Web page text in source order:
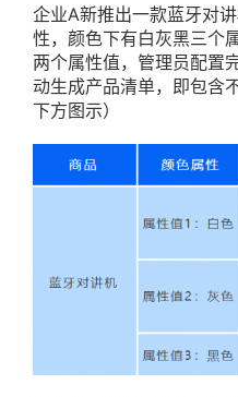
企业A新推出一款蓝牙对
性，颜色下有白灰黑三个
两个属性值，管理员配置
动生成产品清单，即包含
下方图示）